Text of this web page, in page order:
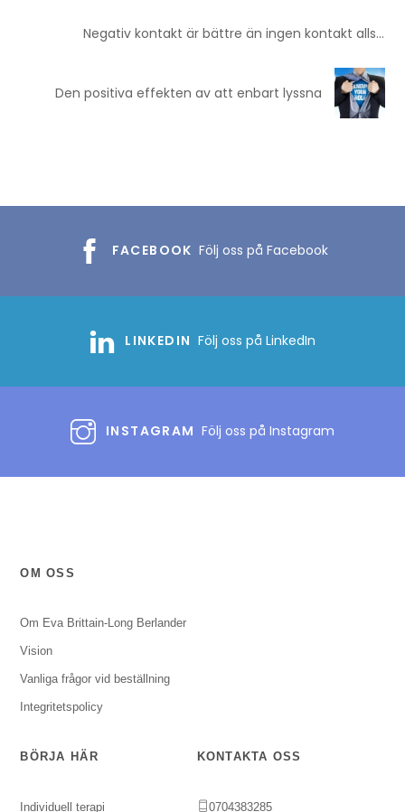
Negativ kontakt är bättre än ingen kontakt alls…
Den positiva effekten av att enbart lyssna
FACEBOOK Följ oss på Facebook
LINKEDIN Följ oss på LinkedIn
INSTAGRAM Följ oss på Instagram
OM OSS
Om Eva Brittain-Long Berlander
Vision
Vanliga frågor vid beställning
Integritetspolicy
BÖRJA HÄR
Individuell terapi
KONTAKTA OSS
0704383285